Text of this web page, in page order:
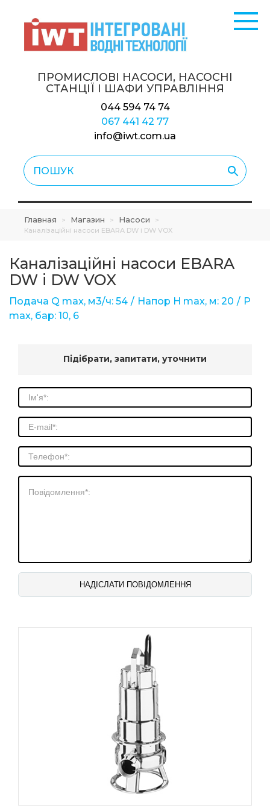
ПРОМИСЛОВІ НАСОСИ, НАСОСНІ
СТАНЦІЇ І ШАФИ УПРАВЛІННЯ
044 594 74 74
067 441 42 77
info@iwt.com.ua
Главная > Магазин > Насоси
>
Каналізаційні насоси EBARA DW і DW VOX
Каналізаційні насоси EBARA
DW і DW VOX
Подача Q max, м3/ч: 54 Напор Н max, м: 20
Р
max, бар: 10, 6
Підібрати, запитати, уточнити